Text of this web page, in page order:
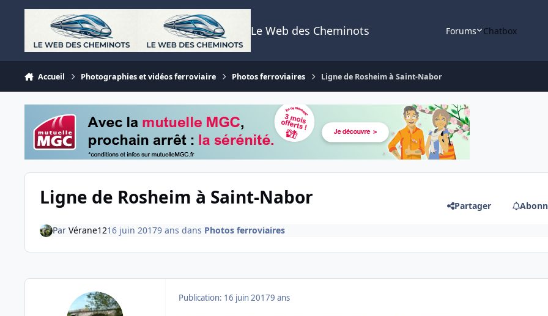
Aller au contenu
Le Web des Cheminots Forums Chatbox
Accueil Photographies et vidéos ferroviaire Photos ferroviaires Ligne de Rosheim à Saint-Nabor
Ligne de Rosheim à Saint-Nabor Partager
Par Vérane1216 juin 20179 ans dans Photos ferroviaires
Publication: 16 juin 20179 ans